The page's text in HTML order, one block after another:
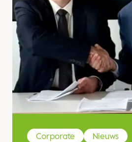
Corporate Nieuws